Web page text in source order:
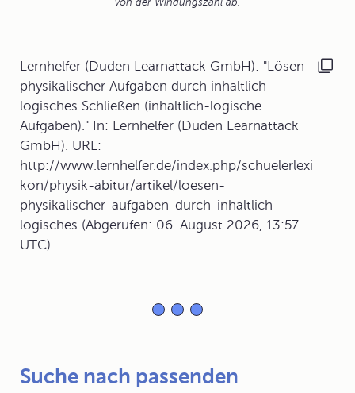
von der Windungszahl ab.
Lernhelfer (Duden Learnattack GmbH): "Lösen
physikalischer Aufgaben durch inhaltlich-
logisches Schließen (inhaltlich-logische
Aufgaben)." In: Lernhelfer (Duden Learnattack
GmbH). URL:
http://www.lernhelfer.de/index.php/schuelerlexi
kon/physik-abitur/artikel/loesen-
physikalischer-aufgaben-durch-inhaltlich-
logisches (Abgerufen: 06. August 2026, 13:57
UTC)
Suche nach passenden